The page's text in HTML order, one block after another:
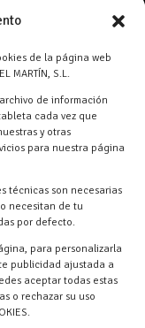
de la página web
MARTÍN, S.L.
de información
cada vez que
y otras
para nuestra página
técnicas son necesarias
necesitan de tu
por defecto.
para personalizarla
publicidad ajustada a
aceptar todas estas
o rechazar su uso